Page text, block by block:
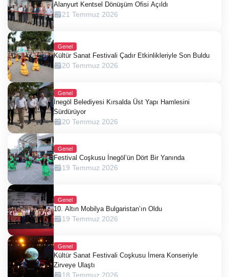
Alanyurt Kentsel Dönüşüm Ofisi Açıldı
21 Temmuz 2026
Genel
Kültür Sanat Festivali Çadır Etkinlikleriyle Son Buldu
20 Temmuz 2026
Genel
İnegöl Belediyesi Kırsalda Üst Yapı Hamlesini
Sürdürüyor
20 Temmuz 2026
Genel
Festival Coşkusu İnegöl’ün Dört Bir Yanında
19 Temmuz 2026
Genel
10. Altın Mobilya Bulgaristan’ın Oldu
19 Temmuz 2026
Genel
Kültür Sanat Festivali Coşkusu İmera Konseriyle
Zirveye Ulaştı
18 Temmuz 2026